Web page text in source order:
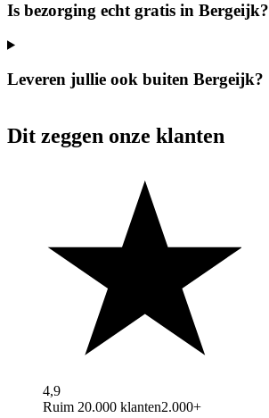
Is bezorging echt gratis in Bergeijk?
Leveren jullie ook buiten Bergeijk?
Dit zeggen onze klanten
4,9
Ruim 20.000 klanten2.000+